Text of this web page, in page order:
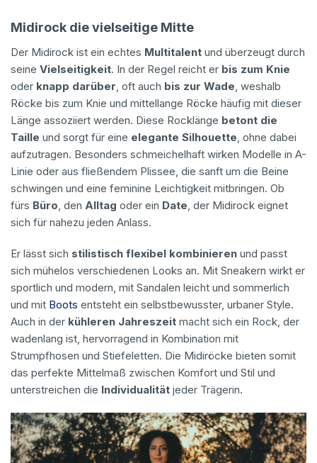
Midirock die vielseitige Mitte
Der Midirock ist ein echtes Multitalent und überzeugt durch
seine Vielseitigkeit. In der Regel reicht er bis zum Knie
oder knapp darüber, oft auch bis zur Wade, weshalb
Röcke bis zum Knie und mittellange Röcke häufig mit dieser
Länge assoziiert werden. Diese Rocklänge betont die
Taille und sorgt für eine elegante Silhouette, ohne dabei
aufzutragen. Besonders schmeichelhaft wirken Modelle in A-
Linie oder aus fließendem Plissee, die sanft um die Beine
schwingen und eine feminine Leichtigkeit mitbringen. Ob
fürs Büro, den Alltag oder ein Date, der Midirock eignet
sich für nahezu jeden Anlass.
Er lässt sich stilistisch flexibel kombinieren und passt
sich mühelos verschiedenen Looks an. Mit Sneakern wirkt er
sportlich und modern, mit Sandalen leicht und sommerlich
und mit Boots entsteht ein selbstbewusster, urbaner Style.
Auch in der kühleren Jahreszeit macht sich ein Rock, der
wadenlang ist, hervorragend in Kombination mit
Strumpfhosen und Stiefeletten. Die Midiröcke bieten somit
das perfekte Mittelmaß zwischen Komfort und Stil und
unterstreichen die Individualität jeder Trägerin.